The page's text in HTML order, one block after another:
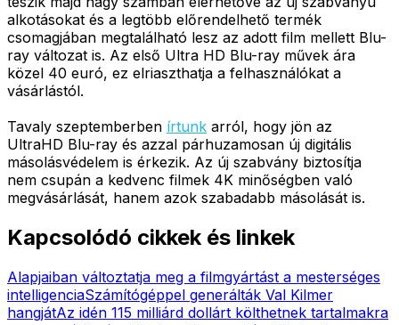
alkotásokat és a legtöbb előrendelhető termék
csomagjában megtalálható lesz az adott film mellett Blu-
ray változat is. Az első Ultra HD Blu-ray művek ára
közel 40 euró, ez elriaszthatja a felhasználókat a
vásárlástól.
Tavaly szeptemberben írtunk arról, hogy jön az
UltraHD Blu-ray és azzal párhuzamosan új digitális
másolásvédelem is érkezik. Az új szabvány biztosítja
nem csupán a kedvenc filmek 4K minőségben való
megvásárlását, hanem azok szabadabb másolását is.
Kapcsolódó cikkek és linkek
Alapjaiban változtatja meg a filmgyártást a mesterséges
intelligenciaSzámítógéppel generálták Val Kilmer
hangjátAz idén 115 milliárd dollárt költhetnek tartalmakra